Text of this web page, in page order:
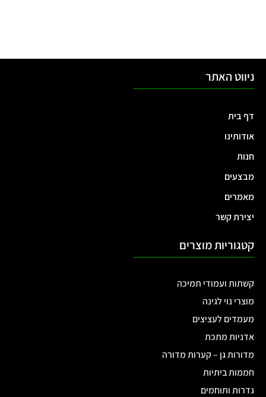
ניווט האתר
דף בית
אודותינו
חנות
מבצעים
מאמרים
יצירת קשר
קטגוריות מוצרים
קשתות ועמודי תמיכה
מוצרי נוי לגינה
מעמדים לעציצים
אדניות מתכת
מדורות גן – קערות מדורה
חממות ביתיות
גדרות ותוחמים